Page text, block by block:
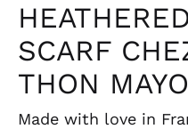
SCARF
THON MAYO
Made with love in